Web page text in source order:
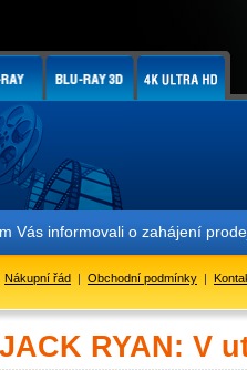
Vás informovali o zahájení
Nákupní řád | Obchodní podmínky |
JACK RYAN: V